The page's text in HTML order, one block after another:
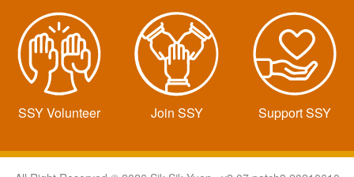
SSY Volunteer Join SSY Support SSY